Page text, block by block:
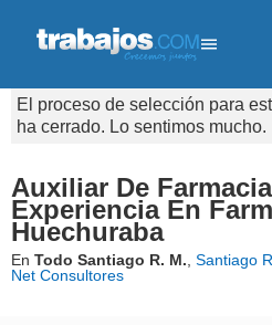
El proceso de selección para
ha cerrado. Lo sentimos mucho.
Auxiliar De
Experiencia En
Huechuraba
En Todo Santiago R. M. Santiago
Net Consultores